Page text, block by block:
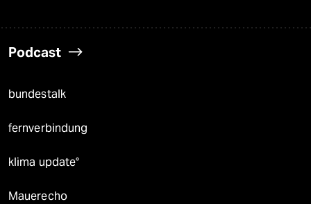
Podcast
bundestalk
fernverbindung
klima update°
Mauerecho